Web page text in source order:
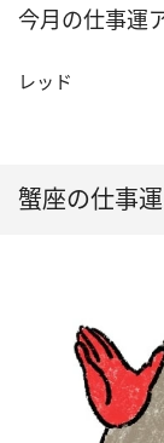
今月の仕事運
レッド
蟹座の仕事